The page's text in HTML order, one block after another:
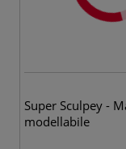
Super Sculpey -
modellabile